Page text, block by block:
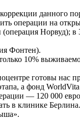
данного
операции на
Норвуд); в
Фонтен).
10%
готовы нас
а фонд
— 120 000
в клинике